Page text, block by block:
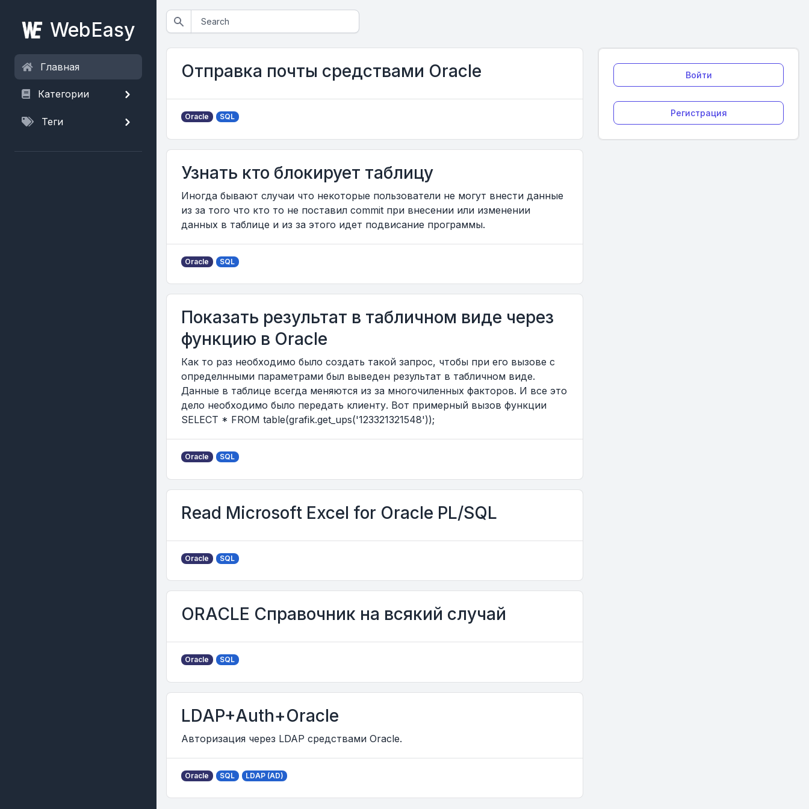
WebEasy
Главная
Категории
Теги
Отправка почты средствами Oracle
Oracle SQL
Узнать кто блокирует таблицу
Иногда бывают случаи что некоторые пользователи не могут внести данные
из за того что кто то не поставил commit при внесении или изменении
данных в таблице и из за этого идет подвисание программы.
Oracle SQL
Показать результат в табличном виде через
функцию в Oracle
Как то раз необходимо было создать такой запрос, чтобы при его вызове с
определнными параметрами был выведен результат в табличном виде.
Данные в таблице всегда меняются из за многочиленных факторов. И все это
дело необходимо было передать клиенту. Вот примерный вызов функции
SELECT * FROM table(grafik.get_ups('123321321548'));
Oracle SQL
Read Microsoft Excel for Oracle PL/SQL
Oracle SQL
ORACLE Справочник на всякий случай
Oracle SQL
LDAP+Auth+Oracle
Авторизация через LDAP средствами Oracle.
Oracle SQL LDAP (AD)
Войти
Регистрация